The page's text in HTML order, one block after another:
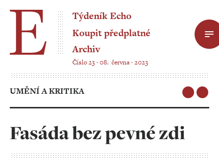
Týdeník Echo
Koupit předplatné
Archiv
Číslo 23 ‧ 08. června ‧ 2023
UMĚNÍ A KRITIKA
Fasáda bez pevné zdi